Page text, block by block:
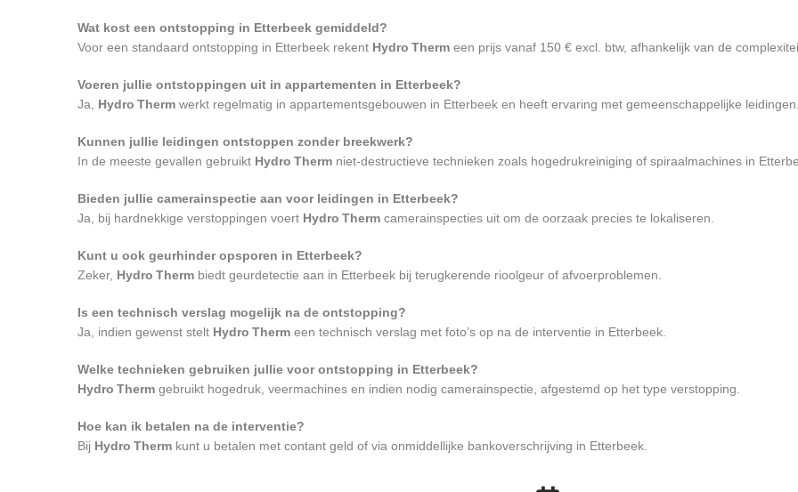
Wat kost een ontstopping in Etterbeek gemiddeld?
Voor een standaard ontstopping in Etterbeek rekent Hydro Therm een prijs vanaf 150 € excl. btw, afhankelijk van de
Voeren jullie ontstoppingen uit in appartementen in Etterbeek?
Ja, Hydro Therm werkt regelmatig in appartementsgebouwen in Etterbeek en heeft ervaring met gemeenschappelijke leidingen.
Kunnen jullie leidingen ontstoppen zonder breekwerk?
In de meeste gevallen gebruikt Hydro Therm niet-destructieve technieken zoals hogedrukreiniging of spiraalmachines in
Bieden jullie camerainspectie aan voor leidingen in Etterbeek?
Ja, bij hardnekkige verstoppingen voert Hydro Therm camerainspecties uit om de oorzaak precies te lokaliseren.
Kunt u ook geurhinder opsporen in Etterbeek?
Zeker, Hydro Therm biedt geurdetectie aan in Etterbeek bij terugkerende rioolgeur of afvoerproblemen.
Is een technisch verslag mogelijk na de ontstopping?
Ja, indien gewenst stelt Hydro Therm een technisch verslag met foto’s op na de interventie in Etterbeek.
Welke technieken gebruiken jullie voor ontstopping in Etterbeek?
Hydro Therm gebruikt hogedruk, veermachines en indien nodig camerainspectie, afgestemd op het type verstopping.
Hoe kan ik betalen na de interventie?
Bij Hydro Therm kunt u betalen met contant geld of via onmiddellijke bankoverschrijving in Etterbeek.